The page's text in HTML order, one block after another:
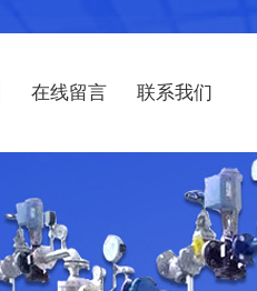
在线留言 联系我们